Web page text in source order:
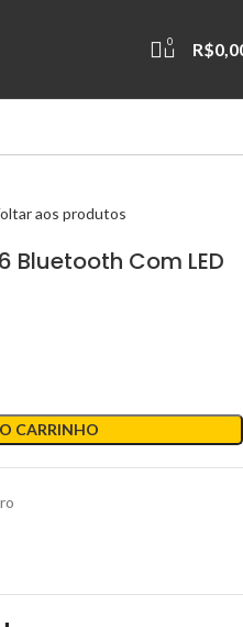
0 R$
aos produtos
Bluetooth Com LED
CARRINHO